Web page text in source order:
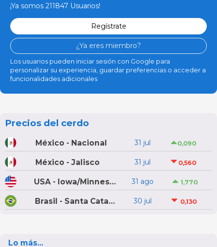
¡Ya somos 211847 Usuarios!
Regístrate
¿Ya eres miembro?
Los usuarios pueden iniciar sesión con Google para
personalizar su experiencia, guardar preferencias o acceder a
funcionalidades adicionales
Precios del cerdo
México - Nacional 31 jul 0,090
México - Jalisco 31 jul 0,560
USA - Iowa/Minnesota 31 ago 1,770
Brasil - Santa Catarina 30 jul 0,130
Lo más...